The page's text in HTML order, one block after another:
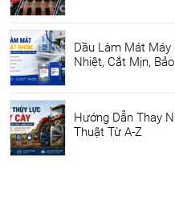
Dầu Làm Mát Máy
Nhiệt, Cắt Mịn,
Hướng Dẫn Thay
Thuật Từ A-Z